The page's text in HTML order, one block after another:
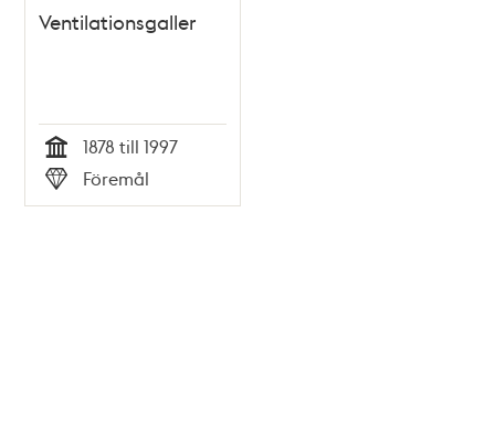
Ventilationsgaller
Tid
1878 till 1997
Typ
Föremål